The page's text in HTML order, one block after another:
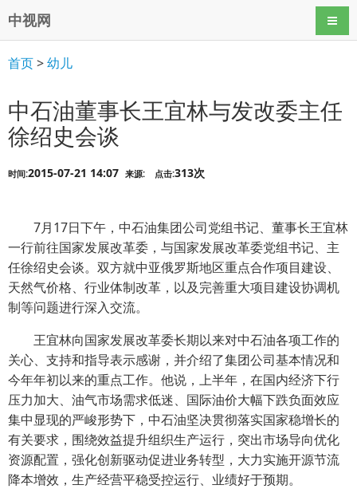
中视网 导航
首页>幼儿
中石油董事长王宜林与发改委主任
徐绍史会谈
时间:2015-07-21 14:07 来源: 点击:313次
7月17日下午，中石油集团公司党组书记、董事长王宜林
一行前往国家发展改革委，与国家发展改革委党组书记、主
任徐绍史会谈。双方就中亚俄罗斯地区重点合作项目建设、
天然气价格、行业体制改革，以及完善重大项目建设协调机
制等问题进行深入交流。
王宜林向国家发展改革委长期以来对中石油各项工作的
关心、支持和指导表示感谢，并介绍了集团公司基本情况和
今年年初以来的重点工作。他说，上半年，在国内经济下行
压力加大、油气市场需求低迷、国际油价大幅下跌负面效应
集中显现的严峻形势下，中石油坚决贯彻落实国家稳增长的
有关要求，围绕效益提升组织生产运行，突出市场导向优化
资源配置，强化创新驱动促进业务转型，大力实施开源节流
降本增效，生产经营平稳受控运行、业绩好于预期。